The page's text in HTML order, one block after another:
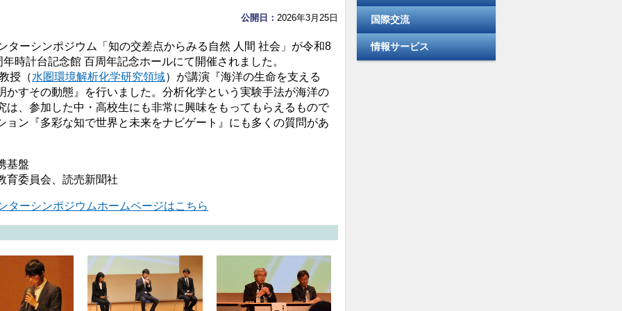
c
e
b
o
o
n
k
e
公開日： 2026年3月25日
ーシンポジウム「知の交差点からみる自然 人間 社会」が令和8
時計台記念館 百周年記念ホールにて開催されました。
授（水圏環境解析化学研究領域）が講演『海洋の生命を支える
かすその動態』を行いました。分析化学という実験手法が海洋の
は、参加した中・高校生にも非常に興味をもってもらえるもので
ョン『多彩な知で世界と未来をナビゲート』にも多くの質問があ
基盤
育委員会、読売新聞社
ターシンポジウムホームページはこちら
国際交流
情報サービス